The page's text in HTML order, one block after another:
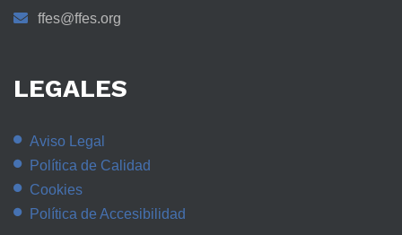
ffes@ffes.org
LEGALES
Aviso Legal
Política de Calidad
Cookies
Política de Accesibilidad